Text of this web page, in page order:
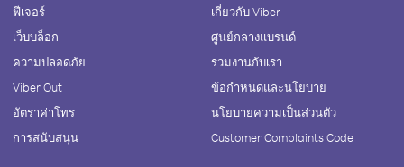
ฟีเจอร์
เว็บบล็อก
ความปลอดภัย
Viber Out
อัตราค่าโทร
การสนับสนุน
เกี่ยวกับ Viber
ศูนย์กลางแบรนด์
ร่วมงานกับเรา
ข้อกำหนดและนโยบาย
นโยบายความเป็นส่วนตัว
Customer Complaints Code